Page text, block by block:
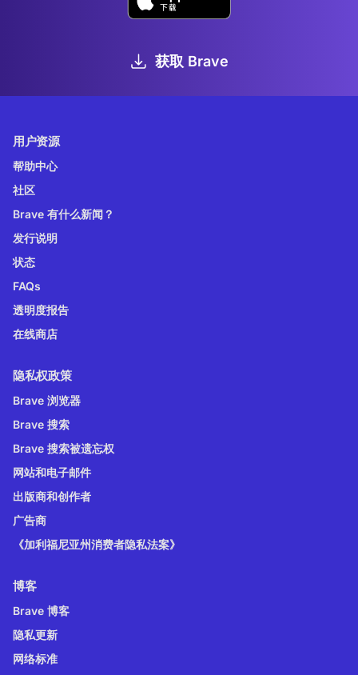
获取 Brave
用户资源
帮助中心
社区
Brave 有什么新闻？
发行说明
状态
FAQs
透明度报告
在线商店
隐私权政策
Brave 浏览器
Brave 搜索
Brave 搜索被遗忘权
网站和电子邮件
出版商和创作者
广告商
《加利福尼亚州消费者隐私法案》
博客
Brave 博客
隐私更新
网络标准